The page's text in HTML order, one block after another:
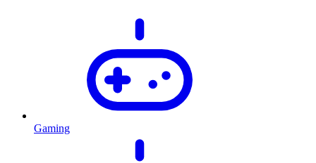
Gaming